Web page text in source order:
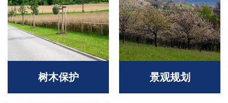
树木保护 景观规划